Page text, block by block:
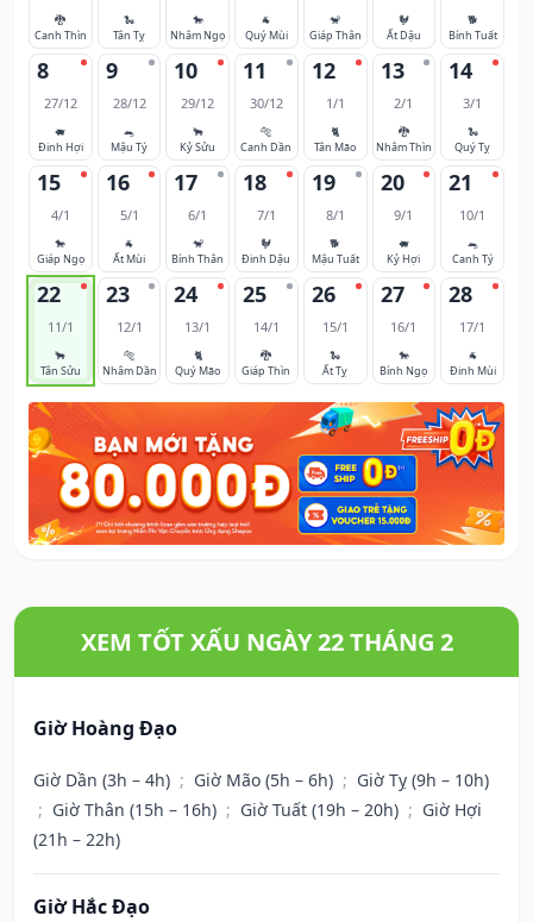
🐉
Canh Thìn
🐍
Tân Tỵ
🐎
Nhâm Ngọ
🐐
Quý Mùi
🐒
Giáp Thân
🐓
Ất Dậu
🐕
Bính Tuất
8
27/12
🐖
Đinh Hợi
9
28/12
🐀
Mậu Tý
10
29/12
🐂
Kỷ Sửu
11
30/12
🐅
Canh Dần
12
1/1
🐈
Tân Mão
13
2/1
🐉
Nhâm Thìn
14
3/1
🐍
Quý Tỵ
15
4/1
🐎
Giáp Ngọ
16
5/1
🐐
Ất Mùi
17
6/1
🐒
Bính Thân
18
7/1
🐓
Đinh Dậu
19
8/1
🐕
Mậu Tuất
20
9/1
🐖
Kỷ Hợi
21
10/1
🐀
Canh Tý
22
11/1
🐂
Tân Sửu
23
12/1
🐅
Nhâm Dần
24
13/1
🐈
Quý Mão
25
14/1
🐉
Giáp Thìn
26
15/1
🐍
Ất Tỵ
27
16/1
🐎
Bính Ngọ
28
17/1
🐐
Đinh Mùi
XEM TỐT XẤU NGÀY 22 THÁNG 2
Giờ Hoàng Đạo
Giờ Dần (3h – 4h) ; Giờ Mão (5h – 6h) ; Giờ Tỵ (9h – 10h)
; Giờ Thân (15h – 16h) ; Giờ Tuất (19h – 20h) ; Giờ Hợi
(21h – 22h)
Giờ Hắc Đạo